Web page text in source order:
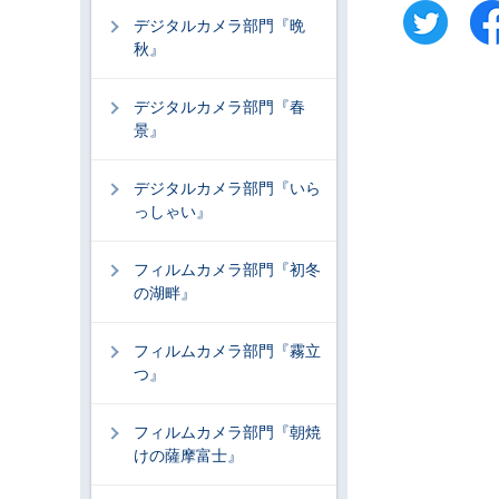
デジタルカメラ部門『晩
秋』
デジタルカメラ部門『春
景』
デジタルカメラ部門『いら
っしゃい』
フィルムカメラ部門『初冬
の湖畔』
フィルムカメラ部門『霧立
つ』
フィルムカメラ部門『朝焼
けの薩摩富士』